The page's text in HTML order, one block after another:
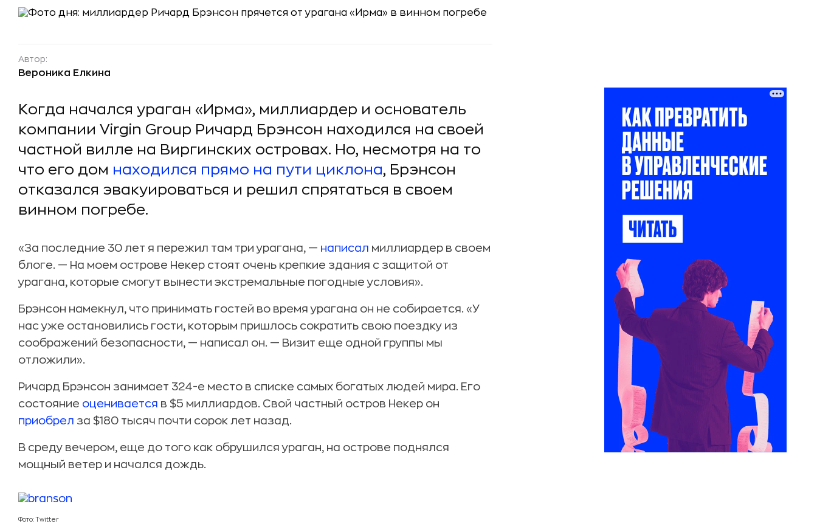
Автор:
Вероника Елкина
Когда начался ураган «Ирма», миллиардер и основатель
компании Virgin Group Ричард Брэнсон находился на своей
частной вилле на Виргинских островах. Но, несмотря на то
что его дом находился прямо на пути циклона, Брэнсон
отказался эвакуироваться и решил спрятаться в своем
винном погребе.
«За последние 30 лет я пережил там три урагана, — написал миллиардер в своем
блоге. — На моем острове Некер стоят очень крепкие здания с защитой от
урагана, которые смогут вынести экстремальные погодные условия».
Брэнсон намекнул, что принимать гостей во время урагана он не собирается. «У
нас уже остановились гости, которым пришлось сократить свою поездку из
соображений безопасности, — написал он. — Визит еще одной группы мы
отложили».
Ричард Брэнсон занимает 324-е место в списке самых богатых людей мира. Его
состояние оценивается в $5 миллиардов. Свой частный остров Некер он
приобрел за $180 тысяч почти сорок лет назад.
В среду вечером, еще до того как обрушился ураган, на острове поднялся
мощный ветер и начался дождь.
Фото: Twitter